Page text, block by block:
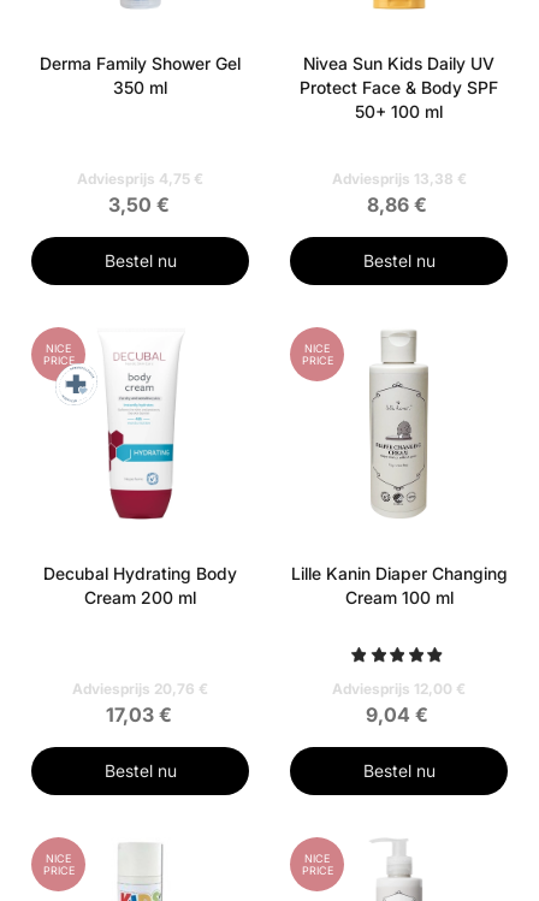
Derma Family Shower Gel
350 ml
Adviesprijs 4,75 €
3,50 €
Bestel nu
Nivea Sun Kids Daily UV
Protect Face & Body SPF
50+ 100 ml
Adviesprijs 13,38 €
8,86 €
Bestel nu
NICE
PRICE
Decubal Hydrating Body
Cream 200 ml
Adviesprijs 20,76 €
17,03 €
Bestel nu
NICE
PRICE
Lille Kanin Diaper Changing
Cream 100 ml
Adviesprijs 12,00 €
9,04 €
Bestel nu
NICE
PRICE
NICE
PRICE